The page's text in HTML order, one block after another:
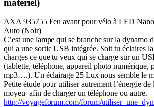
matériel)
AXA 935755 Feu avant pour vélo à LED
Auto (Noir)
C’est une lampe qui se branche sur la dynamo
qui a une sortie USB intégrée. Soit tu éclaires
charges ce que tu veux qui se charge sur un
(tablette, téléphone, appareil photo numérique,
mp3….). Un éclairage 25 Lux nous semble le
Petite étude pour utiliser autrement l’énergie de
moyeu afin de charger un téléphone ou autre.
http://voyageforum.com/forum/